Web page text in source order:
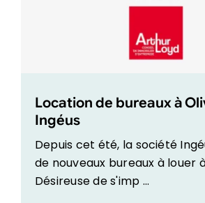
Location de bureaux à
Ingéus
Depuis cet été, la société
de nouveaux bureaux à louer
Désireuse de s'imp ...